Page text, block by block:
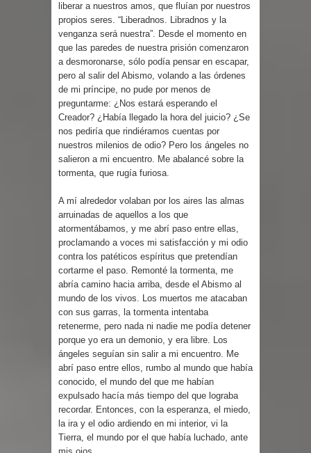
liberar a nuestros amos, que fluían por nuestros
propios seres. “Liberadnos. Libradnos y la
venganza será nuestra”. Desde el momento en
que las paredes de nuestra prisión comenzaron
a desmoronarse, sólo podía pensar en escapar,
pero al salir del Abismo, volando a las órdenes
de mi príncipe, no pude por menos de
preguntarme: ¿Nos estará esperando el
Creador? ¿Había llegado la hora del juicio? ¿Se
nos pediría que rindiéramos cuentas por
nuestros milenios de odio? Pero los ángeles no
salieron a mi encuentro. Me abalancé sobre la
tormenta, que rugía furiosa.
A mí alrededor volaban por los aires las almas
arruinadas de aquellos a los que
atormentábamos, y me abrí paso entre ellas,
proclamando a voces mi satisfacción y mi odio
contra los patéticos espíritus que pretendían
cortarme el paso. Remonté la tormenta, me
abría camino hacia arriba, desde el Abismo al
mundo de los vivos. Los muertos me atacaban
con sus garras, la tormenta intentaba
retenerme, pero nada ni nadie me podía detener
porque yo era un demonio, y era libre. Los
ángeles seguían sin salir a mi encuentro. Me
abrí paso entre ellos, rumbo al mundo que había
conocido, el mundo del que me habían
expulsado hacía más tiempo del que lograba
recordar. Entonces, con la esperanza, el miedo,
la ira y el odio ardiendo en mi interior, vi la
Tierra, el mundo por el que había luchado, ante